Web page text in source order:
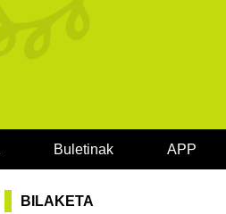
Buletinak APP
BILAKETA